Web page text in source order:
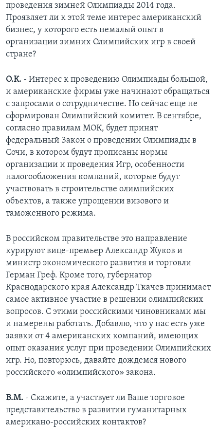
проведения зимней Олимпиады 2014 года.
Проявляет ли к этой теме интерес американский
бизнес, у которого есть немалый опыт в
организации зимних Олимпийских игр в своей
стране?
О.К. - Интерес к проведению Олимпиады большой,
и американские фирмы уже начинают обращаться
с запросами о сотрудничестве. Но сейчас еще не
сформирован Олимпийский комитет. В сентябре,
согласно правилам МОК, будет принят
федеральный Закон о проведении Олимпиады в
Сочи, в котором будут прописаны нормы
организации и проведения Игр, особенности
налогообложения компаний, которые будут
участвовать в строительстве олимпийских
объектов, а также упрощении визового и
таможенного режима.
В российском правительстве это направление
курируют вице-премьер Александр Жуков и
министр экономического развития и торговли
Герман Греф. Кроме того, губернатор
Краснодарского края Александр Ткачев принимает
самое активное участие в решении олимпийских
вопросов. С этими российскими чиновниками мы
и намерены работать. Добавлю, что у нас есть уже
заявки от 4 американских компаний, имеющих
опыт оказания услуг при проведении Олимпийских
игр. Но, повторюсь, давайте дождемся нового
российского «олимпийского» закона.
В.М. - Скажите, а участвует ли Ваше торговое
представительство в развитии гуманитарных
американо-российских контактов?